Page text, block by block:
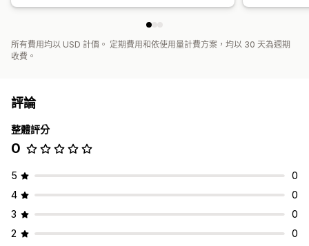
所有費用均以 USD 計價。 定期費用和依使用量計費方案，均以 30 天為週期
收費。
評論
整體評分
0
5
0
4
0
3
0
2
0